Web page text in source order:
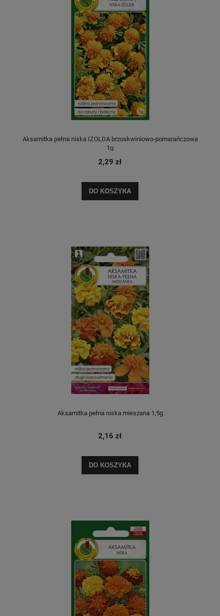
Aksamitka pełna niska IZOLDA brzoskwiniowo-pomarańczowa
1g
2,29 zł
DO KOSZYKA
Aksamitka pełna niska mieszana 1,5g
2,16 zł
DO KOSZYKA